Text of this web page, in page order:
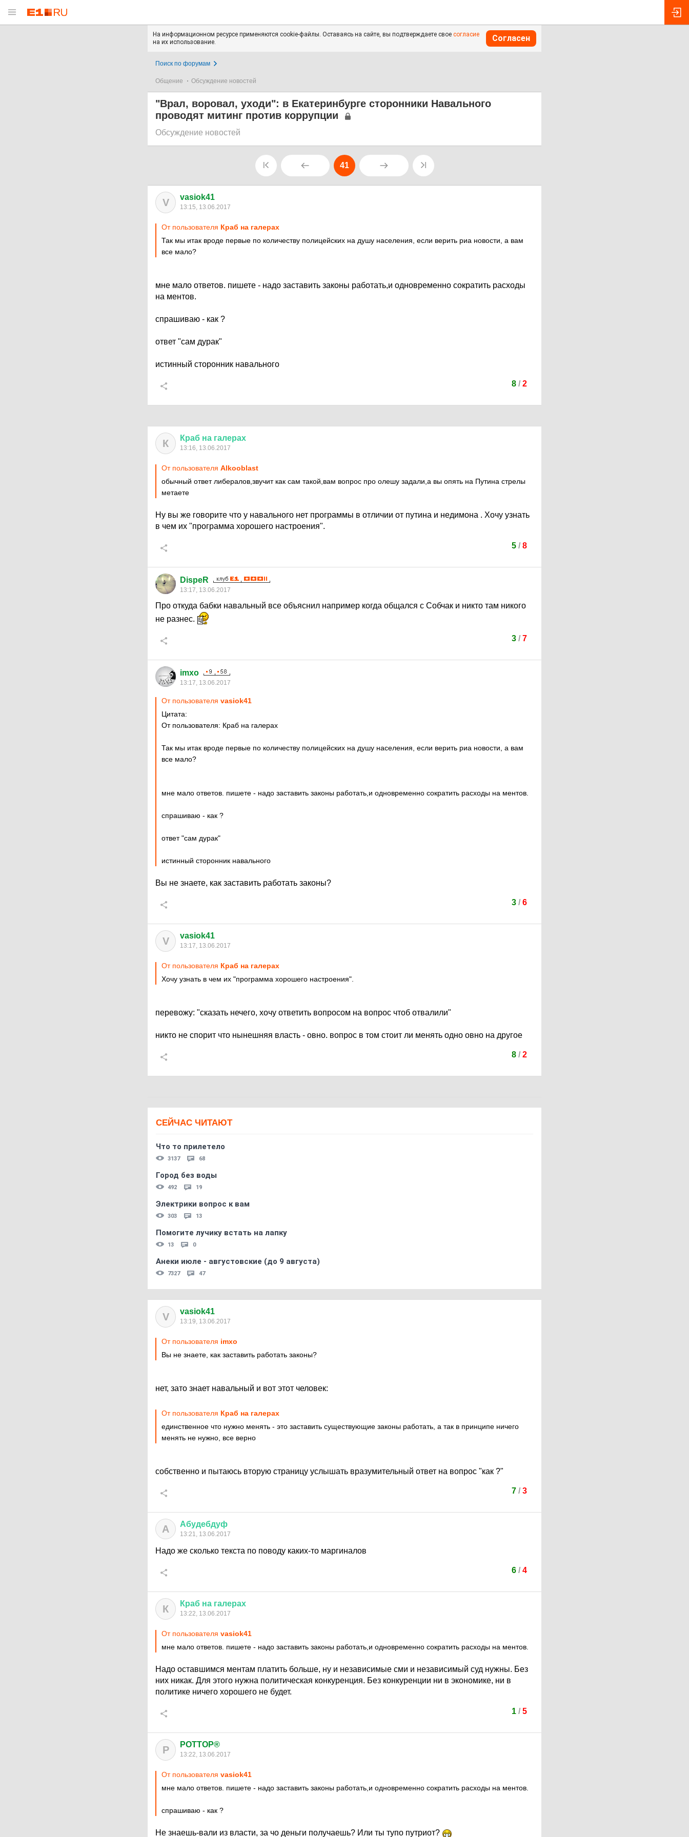
На информационном ресурсе применяются cookie-файлы. Оставаясь на сайте, вы подтверждаете свое согласие
на их использование.
Согласен
Поиск по форумам
Общение Обсуждение новостей
"Врал, воровал, уходи": в Екатеринбурге сторонники Навального
проводят митинг против коррупции
Обсуждение новостей
41
V vasiok41
13:15, 13.06.2017
От пользователя Краб на галерах
Так мы итак вроде первые по количеству полицейских на душу населения, если верить риа новости, а вам
все мало?
мне мало ответов. пишете - надо заставить законы работать,и одновременно сократить расходы
на ментов.
спрашиваю - как ?
ответ "сам дурак"
истинный сторонник навального
8/ 2
К Краб на галерах
13:16, 13.06.2017
От пользователя Alkooblast
обычный ответ либералов,звучит как сам такой,вам вопрос про олешу задали,а вы опять на Путина стрелы
метаете
Ну вы же говорите что у навального нет программы в отличии от путина и недимона . Хочу узнать
в чем их "программа хорошего настроения".
5/ 8
DispeR
13:17, 13.06.2017
Про откуда бабки навальный все объяснил например когда общался с Собчак и никто там никого
не разнес.
3/ 7
imxo
13:17, 13.06.2017
От пользователя vasiok41
Цитата:
От пользователя: Краб на галерах
Так мы итак вроде первые по количеству полицейских на душу населения, если верить риа новости, а вам
все мало?
мне мало ответов. пишете - надо заставить законы работать,и одновременно сократить расходы на ментов.
спрашиваю - как ?
ответ "сам дурак"
истинный сторонник навального
Вы не знаете, как заставить работать законы?
3/ 6
V vasiok41
13:17, 13.06.2017
От пользователя Краб на галерах
Хочу узнать в чем их "программа хорошего настроения".
перевожу: "сказать нечего, хочу ответить вопросом на вопрос чтоб отвалили"
никто не спорит что нынешняя власть - овно. вопрос в том стоит ли менять одно овно на другое
8/ 2
СЕЙЧАС ЧИТАЮТ
Что то прилетело
3137 68
Город без воды
492 19
Электрики вопрос к вам
303 13
Помогите лучику встать на лапку
13 0
Анеки июле - августовские (до 9 августа)
7327 47
V vasiok41
13:19, 13.06.2017
От пользователя imxo
Вы не знаете, как заставить работать законы?
нет, зато знает навальный и вот этот человек:
От пользователя Краб на галерах
единственное что нужно менять - это заставить существующие законы работать, а так в принципе ничего
менять не нужно, все верно
собственно и пытаюсь вторую страницу услышать вразумительный ответ на вопрос "как ?"
7/ 3
А Абудебдуф
13:21, 13.06.2017
Надо же сколько текста по поводу каких-то маргиналов
6/ 4
К Краб на галерах
13:22, 13.06.2017
От пользователя vasiok41
мне мало ответов. пишете - надо заставить законы работать,и одновременно сократить расходы на ментов.
Надо оставшимся ментам платить больше, ну и независимые сми и независимый суд нужны. Без
них никак. Для этого нужна политическая конкуренция. Без конкуренции ни в экономике, ни в
политике ничего хорошего не будет.
1/ 5
P POTTOP®
13:22, 13.06.2017
От пользователя vasiok41
мне мало ответов. пишете - надо заставить законы работать,и одновременно сократить расходы на ментов.
спрашиваю - как ?
Не знаешь-вали из власти, за чо деньги получаешь? Или ты тупо путриот?